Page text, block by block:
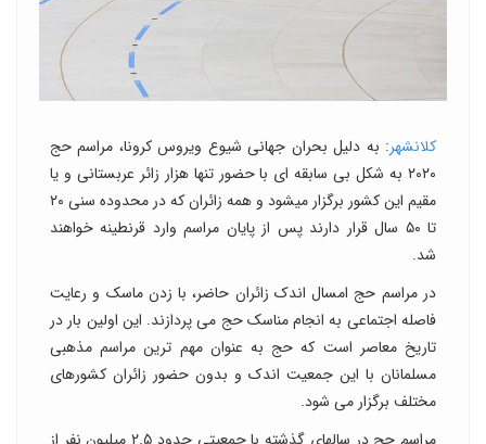
کلانشهر: به دلیل بحران جهانی شیوع ویروس کرونا، مراسم حج
۲۰۲۰ به شکل بی سابقه ای با حضور تنها هزار زائر عربستانی و یا
مقیم این کشور برگزار میشود و همه زائران که در محدوده سنی ۲۰
تا ۵۰ سال قرار دارند پس از پایان مراسم وارد قرنطینه خواهند
شد.
در مراسم حج امسال اندک زائران حاضر، با زدن ماسک و رعایت
فاصله اجتماعی به انجام مناسک حج می پردازند. این اولین بار در
تاریخ معاصر است که حج به عنوان مهم ترین مراسم مذهبی
مسلمانان با این جمعیت اندک و بدون حضور زائران کشورهای
مختلف برگزار می شود.